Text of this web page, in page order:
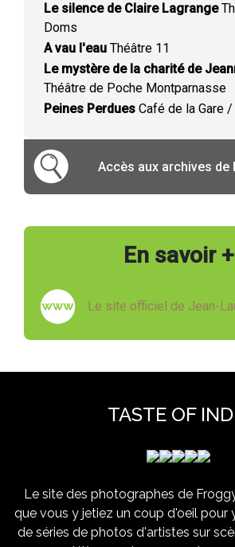
Le silence de Claire Lagrange
Doms
A vau l'eau Théâtre 11
Le mystère de la charité de
Théâtre de Poche Montparnasse
Peines Perdues Café de la Gare
Accès aux archives de
En savoir +
Le site officiel de Jean-
TASTE OF
Le site des photographes de
que vous y jetiez un coup d'oeil pour
de séries de photos d'artistes sur